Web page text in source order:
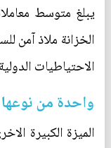
الخزانة ملاذ آمن
الاحتياطيات
واحدة من نوعها
الميزة الكبيرة